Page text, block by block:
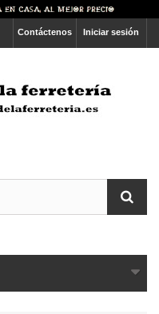
Iniciar sesión
Contáctenos